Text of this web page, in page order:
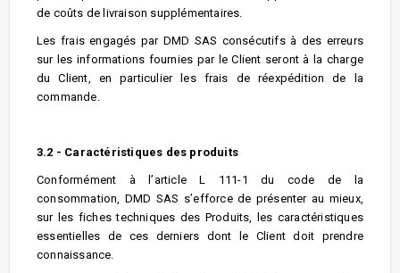
de coûts de livraison supplémentaires.
Les frais engagés par DMD SAS consécutifs à des erreurs
sur les informations fournies par le Client seront à la charge
du Client, en particulier les frais de réexpédition de la
commande.
3.2 - Caractéristiques des produits
Conformément à l’article L 111-1 du code de la
consommation, DMD SAS s’efforce de présenter au mieux,
sur les fiches techniques des Produits, les caractéristiques
essentielles de ces derniers dont le Client doit prendre
connaissance.